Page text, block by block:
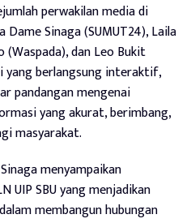
perwakilan media di
Sinaga (SUMUT24), Laila
dan Leo Bukit
yang berlangsung interaktif,
pandangan mengenai
yang akurat, berimbang,
masyarakat.
menyampaikan
UIP SBU yang menjadikan
membangun hubungan